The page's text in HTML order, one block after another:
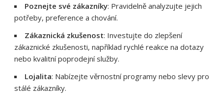
Poznejte své zákazníky: Pravidelně analyzujte jejich
potřeby, preference a chování.
Zákaznická zkušenost: Investujte do zlepšení
zákaznické zkušenosti, například rychlé reakce na dotazy
nebo kvalitní poprodejní služby.
Lojalita: Nabízejte věrnostní programy nebo slevy pro
stálé zákazníky.